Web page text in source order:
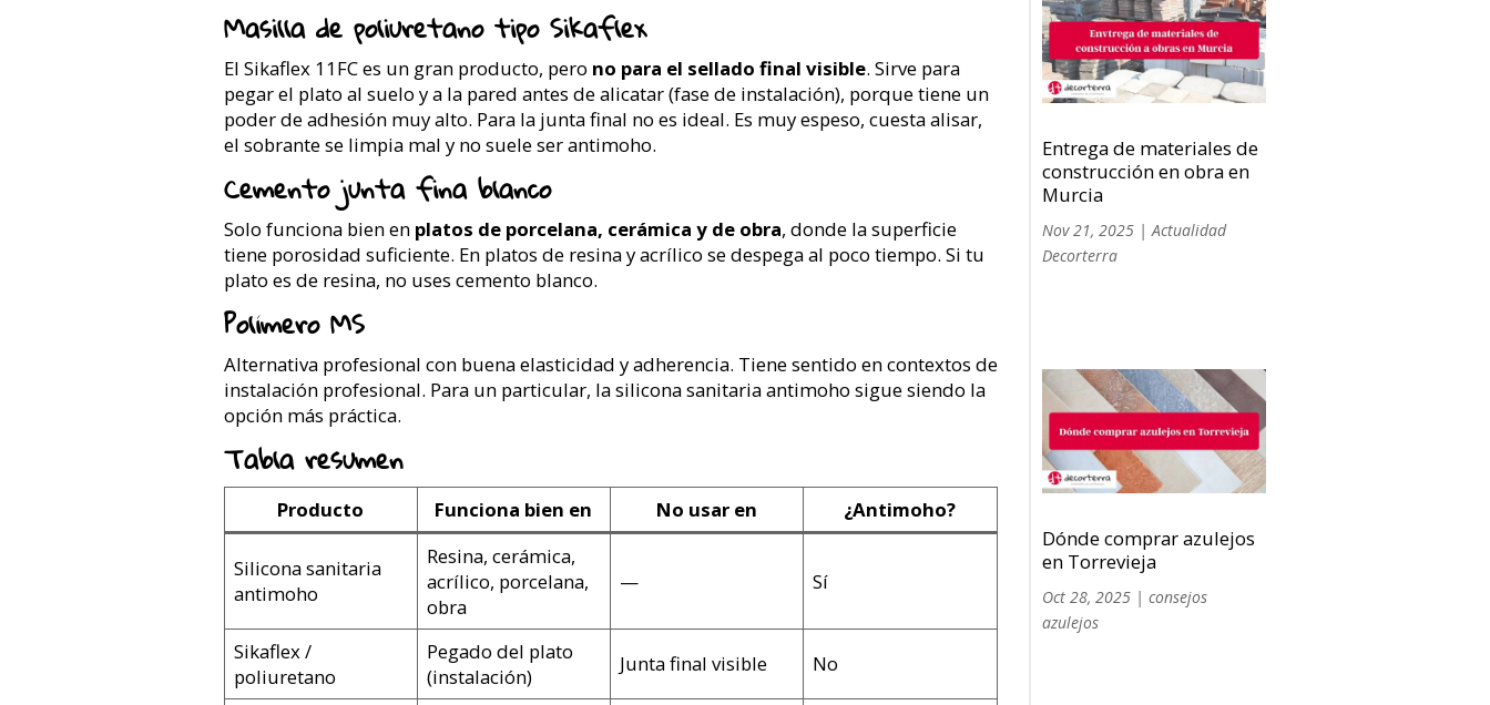
Masilla de poliuretano tipo Sikaflex
El Sikaflex 11FC es un gran producto, pero no para el sellado final visible. Sirve para
pegar el plato al suelo y a la pared antes de alicatar (fase de instalación), porque tiene un
poder de adhesión muy alto. Para la junta final no es ideal. Es muy espeso, cuesta alisar,
el sobrante se limpia mal y no suele ser antimoho.
Cemento junta fina blanco
Solo funciona bien en platos de porcelana, cerámica y de obra, donde la superficie
tiene porosidad suficiente. En platos de resina y acrílico se despega al poco tiempo. Si tu
plato es de resina, no uses cemento blanco.
Polímero MS
Alternativa profesional con buena elasticidad y adherencia. Tiene sentido en contextos de
instalación profesional. Para un particular, la silicona sanitaria antimoho sigue siendo la
opción más práctica.
Tabla resumen
Producto Funciona bien en No usar en ¿Antimoho?
Silicona sanitaria
antimoho
Resina, cerámica,
acrílico, porcelana,
obra
— Sí
Sikaflex /
poliuretano
Pegado del plato
(instalación)
Junta final visible No
Entrega de materiales de
construcción en obra en
Murcia
Nov 21, 2025| Actualidad
Decorterra
Dónde comprar azulejos
en Torrevieja
Oct 28, 2025| consejos
azulejos